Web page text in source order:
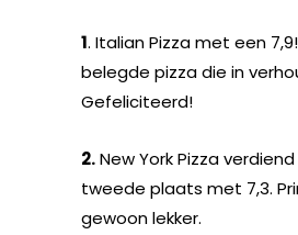
1. Italian Pizza met een
belegde pizza die in
Gefeliciteerd!
2.New York Pizza
tweede plaats met 7,3.
gewoon lekker.